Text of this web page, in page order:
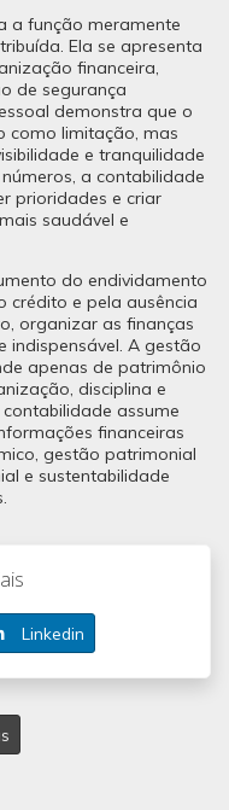
a função meramente
Ela se apresenta
financeira,
de segurança
demonstra que o
como limitação, mas
e tranquilidade
a contabilidade
prioridades e criar
saudável e
do endividamento
crédito e pela ausência
organizar as finanças
indispensável. A gestão
apenas de patrimônio
disciplina e
assume
financeiras
gestão patrimonial
e sustentabilidade
Linkedin